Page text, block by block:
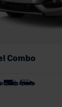
Combo